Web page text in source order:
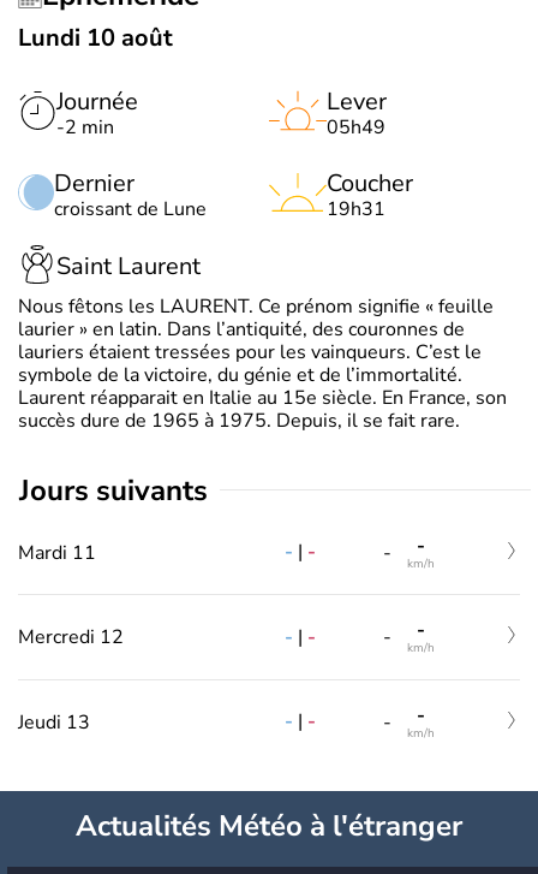
Lundi 10 août
Journée
-2 min
Dernier
croissant de Lune
Lever
05h49
Coucher
19h31
Saint Laurent
Nous fêtons les LAURENT. Ce prénom signifie « feuille
laurier » en latin. Dans l’antiquité, des couronnes de
lauriers étaient tressées pour les vainqueurs. C’est le
symbole de la victoire, du génie et de l’immortalité.
Laurent réapparait en Italie au 15e siècle. En France, son
succès dure de 1965 à 1975. Depuis, il se fait rare.
jours suivants
Mardi 11 - | - - -
km/h
Mercredi 12 - | - - -
km/h
Jeudi 13 - | - - -
km/h
Actualités Météo à l'étranger